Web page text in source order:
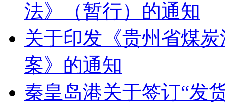
法》（暂行）的通知
关于印发《贵州省煤
案》的通知
秦皇岛港关于签订“发